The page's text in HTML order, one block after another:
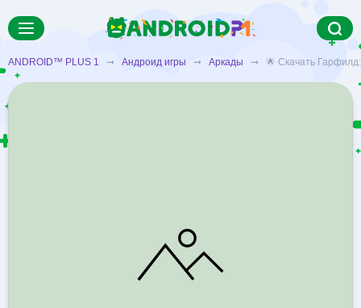
ANDROID™ PLUS 1 ➞ Андроид игры ➞ Аркады ➞ 🌟 Скачать Гарфилд: